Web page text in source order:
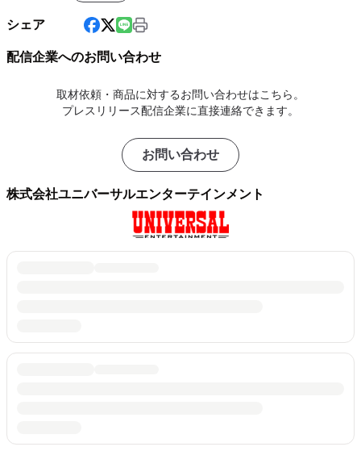
シェア
配信企業へのお問い合わせ
取材依頼・商品に対するお問い合わせはこちら。
プレスリリース配信企業に直接連絡できます。
お問い合わせ
株式会社ユニバーサルエンターテインメント